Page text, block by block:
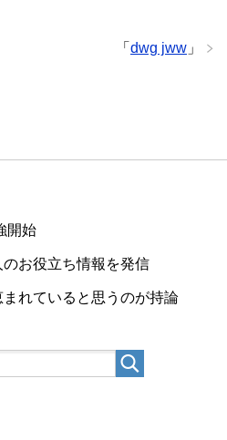
「 dwg jww 」
開始
お役立ち情報を発信
れていると思うのが持論